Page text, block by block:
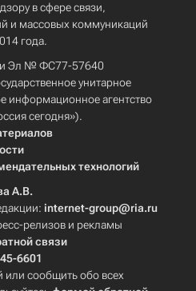
в сфере связи,
и массовых коммуникаций
года.
Эл № ФС77-57640
унитарное
информационное агентство
сегодня»).
технологий
А.В.
internet-group@ria.ru
релизов и рекламы
связи
6601
или сообщить обо всех